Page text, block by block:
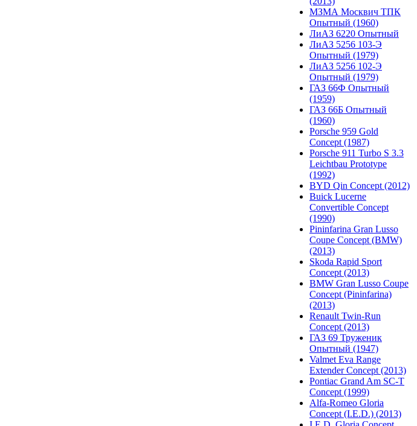
МЗМА Москвич ТПК
Опытный (1960)
ЛиАЗ 6220 Опытный
ЛиАЗ 5256 103-Э
Опытный (1979)
ЛиАЗ 5256 102-Э
Опытный (1979)
ГАЗ 66Ф Опытный
(1959)
ГАЗ 66Б Опытный
(1960)
Porsche 959 Gold
Concept (1987)
Porsche 911 Turbo S 3.3
Leichtbau Prototype
(1992)
BYD Qin Concept (2012)
Buick Lucerne
Convertible Concept
(1990)
Pininfarina Gran Lusso
Coupe Concept (BMW)
(2013)
Skoda Rapid Sport
Concept (2013)
BMW Gran Lusso Coupe
Concept (Pininfarina)
(2013)
Renault Twin-Run
Concept (2013)
ГАЗ 69 Труженик
Опытный (1947)
Valmet Eva Range
Extender Concept (2013)
Pontiac Grand Am SC-T
Concept (1999)
Alfa-Romeo Gloria
Concept (I.E.D.) (2013)